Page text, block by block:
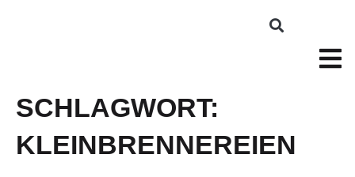
SCHLAGWORT:
KLEINBRENNEREIEN